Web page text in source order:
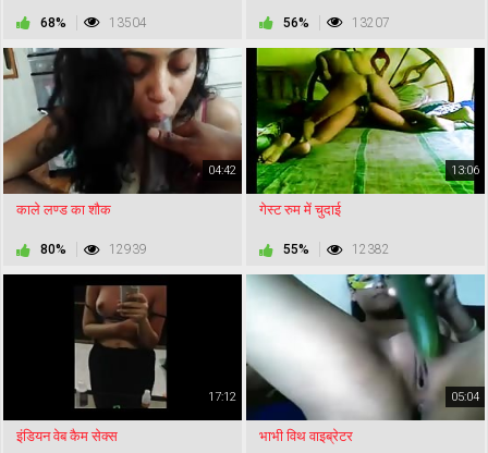
68% 13504 56% 13207
04:42
काले लण्ड का शौक
80% 12939
13:06
गेस्ट रुम में चुदाई
55% 12382
17:12
इंडियन वेब कैम सेक्स
05:04
भाभी विथ वाइब्रेटर